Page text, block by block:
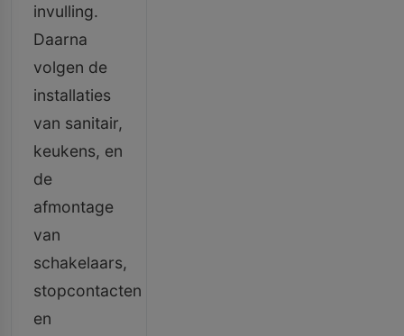
invulling.
Daarna
volgen de
installaties
van sanitair,
keukens, en
de
afmontage
van
schakelaars,
stopcontacten
en